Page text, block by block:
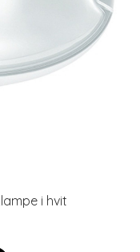
i hvit